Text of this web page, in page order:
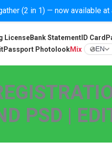
(2 in 1) — now available
LicenseBank Statement ID Card
Passport PhotolookMix EN
PSD |